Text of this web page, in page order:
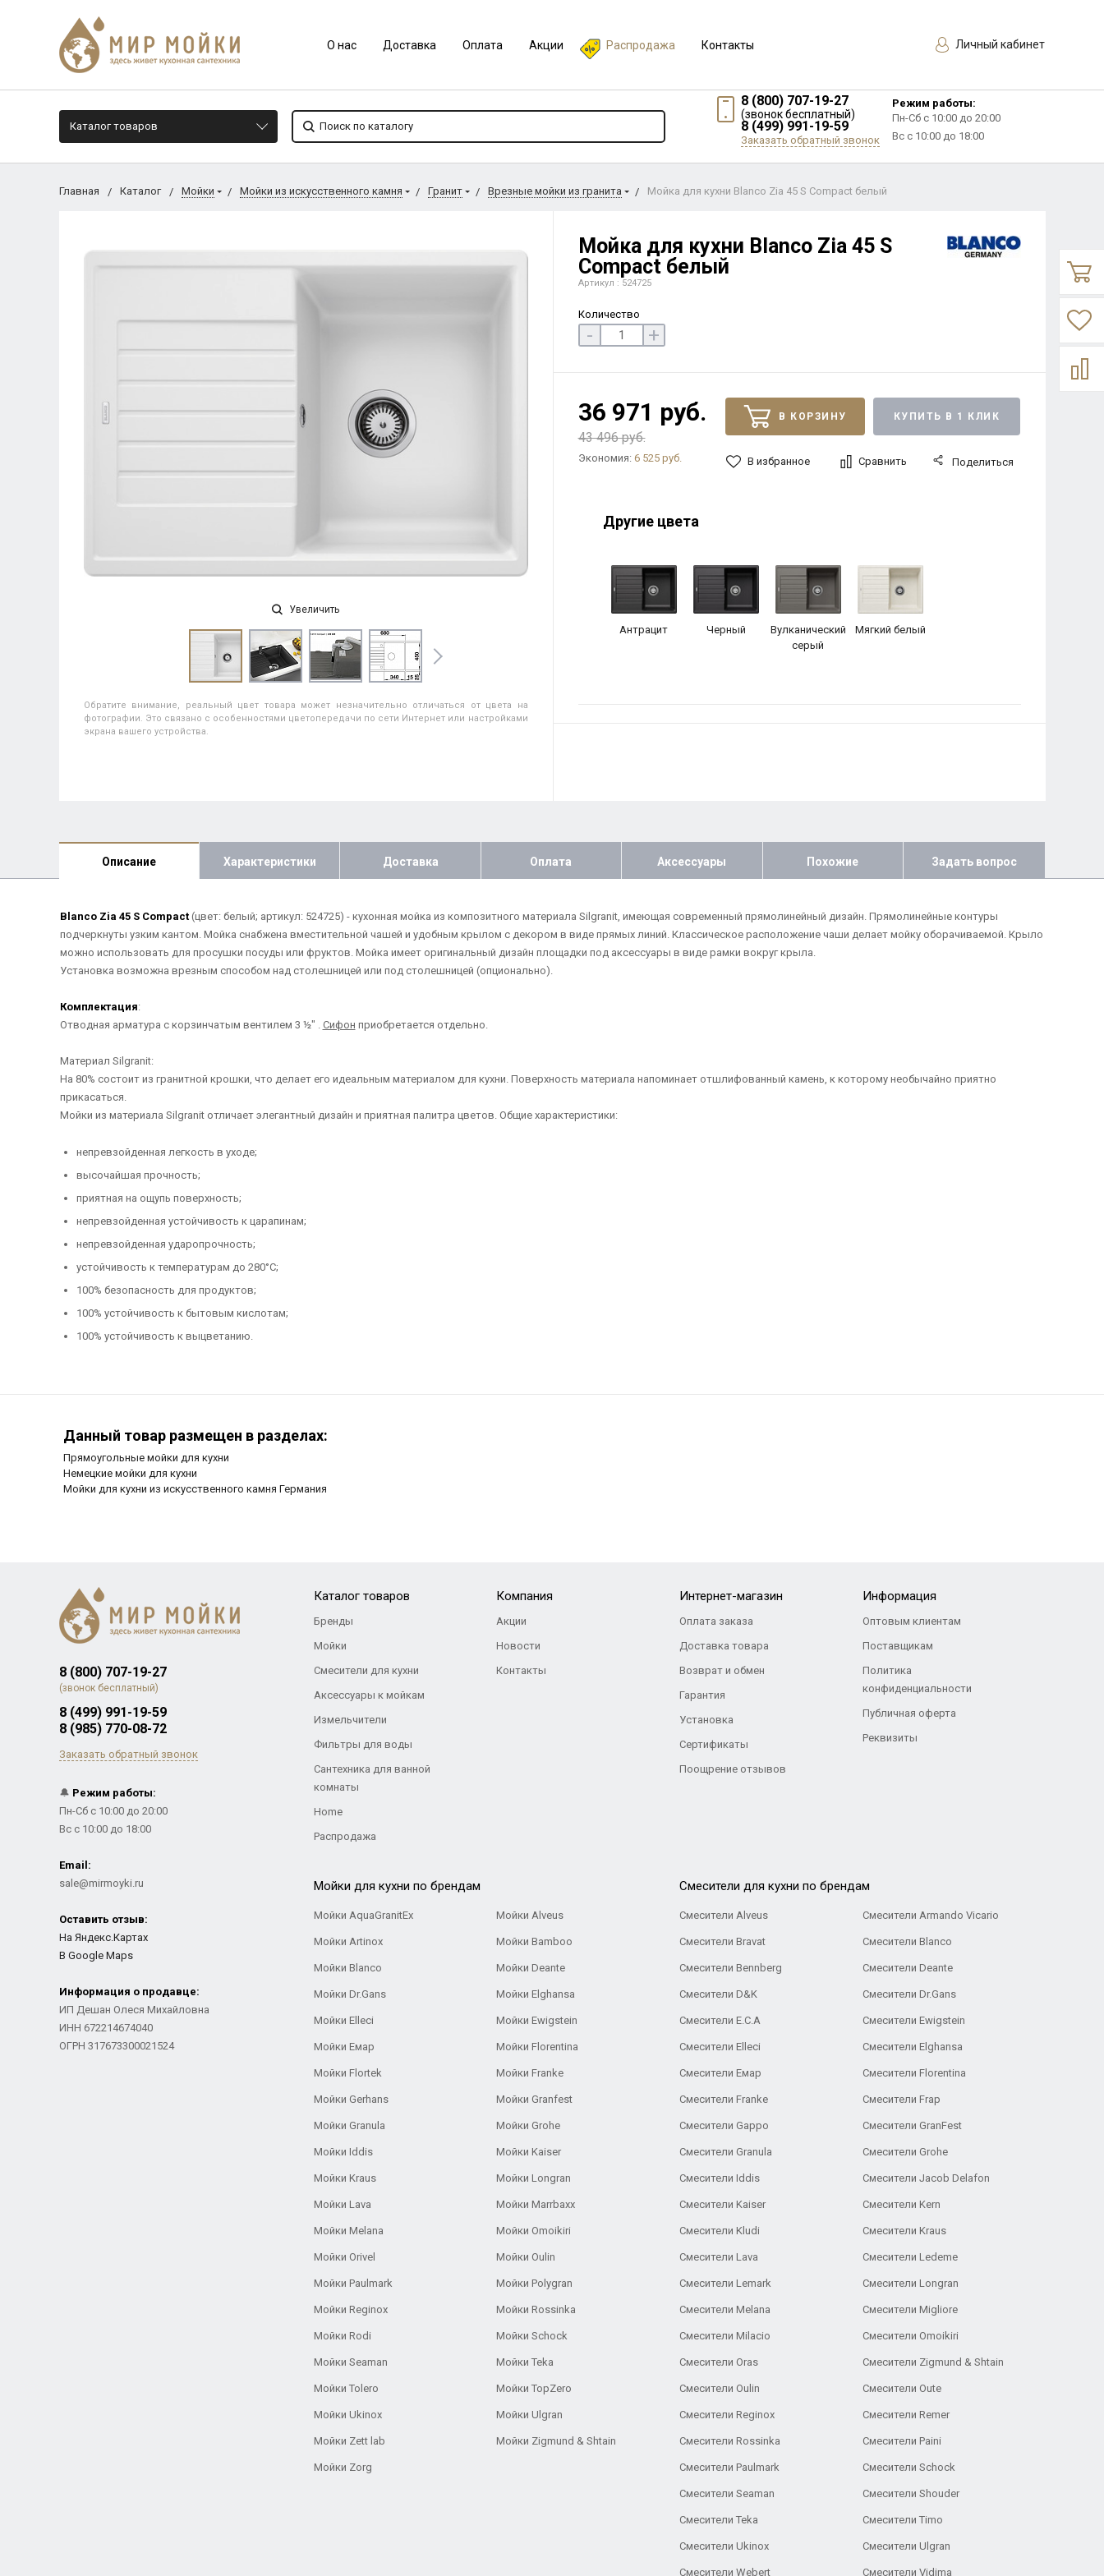
О нас Доставка Оплата Акции Распродажа Контакты Личный кабинет
Каталог товаров
8 (800) 707-19-27
(звонок бесплатный)
8 (499) 991-19-59
Заказать обратный звонок
Режим работы:
Пн-Сб с 10:00 до 20:00
Вс с 10:00 до 18:00
Главная Каталог Мойки Мойки из искусственного камня Гранит Врезные мойки из гранита Мойка для кухни Blanco Zia 45 S Compact белый
Увеличить
Обратите внимание, реальный цвет товара может незначительно отличаться от цвета на
фотографии. Это связано с особенностями цветопередачи по сети Интернет или настройками
экрана вашего устройства.
Мойка для кухни Blanco Zia 45 S
Compact белый
Артикул : 524725
Количество
- +
36 971 руб.
43 496 руб.
Экономия: 6 525 руб.
В КОРЗИНУ КУПИТЬ В 1 КЛИК
В избранное Сравнить Поделиться
Другие цвета
Антрацит Черный
Вулканический
серый
Мягкий белый
Описание Характеристики Доставка Оплата Аксессуары Похожие Задать вопрос
Blanco Zia 45 S Compact(цвет: белый; артикул: 524725) - кухонная мойка из композитного материала Silgranit, имеющая современный прямолинейный дизайн. Прямолинейные контуры
подчеркнуты узким кантом. Мойка снабжена вместительной чашей и удобным крылом с декором в виде прямых линий. Классическое расположение чаши делает мойку оборачиваемой. Крыло
можно использовать для просушки посуды или фруктов. Мойка имеет оригинальный дизайн площадки под аксессуары в виде рамки вокруг крыла.
Установка возможна врезным способом над столешницей или под столешницей (опционально).
Комплектация:
Отводная арматура с корзинчатым вентилем 3 ½" . Сифон приобретается отдельно.
Материал Silgranit:
На 80% состоит из гранитной крошки, что делает его идеальным материалом для кухни. Поверхность материала напоминает отшлифованный камень, к которому необычайно приятно
прикасаться.
Мойки из материала Silgranit отличает элегантный дизайн и приятная палитра цветов. Общие характеристики:
непревзойденная легкость в уходе;
высочайшая прочность;
приятная на ощупь поверхность;
непревзойденная устойчивость к царапинам;
непревзойденная ударопрочность;
устойчивость к температурам до 280°C;
100% безопасность для продуктов;
100% устойчивость к бытовым кислотам;
100% устойчивость к выцветанию.
Данный товар размещен в разделах:
Прямоугольные мойки для кухни
Немецкие мойки для кухни
Мойки для кухни из искусственного камня Германия
8 (800) 707-19-27
(звонок бесплатный)
8 (499) 991-19-59
8 (985) 770-08-72
Заказать обратный звонок
🔔 Режим работы:
Пн-Сб с 10:00 до 20:00
Вс с 10:00 до 18:00
Email:
sale@mirmoyki.ru
Оставить отзыв:
На Яндекс.Картах
В Google Maps
Информация о продавце:
ИП Дешан Олеся Михайловна
ИНН 672214674040
ОГРН 317673300021524
Каталог товаров
Бренды
Мойки
Смесители для кухни
Аксессуары к мойкам
Измельчители
Фильтры для воды
Сантехника для ванной
комнаты
Home
Распродажа
Компания
Акции
Новости
Контакты
Интернет-магазин
Оплата заказа
Доставка товара
Возврат и обмен
Гарантия
Установка
Сертификаты
Поощрение отзывов
Информация
Оптовым клиентам
Поставщикам
Политика
конфиденциальности
Публичная оферта
Реквизиты
Мойки для кухни по брендам
Мойки AquaGranitEx Мойки Alveus
Мойки Artinox Мойки Bamboo
Мойки Blanco Мойки Deante
Мойки Dr.Gans Мойки Elghansa
Мойки Elleci Мойки Ewigstein
Мойки Емар Мойки Florentina
Мойки Flortek Мойки Franke
Мойки Gerhans Мойки Granfest
Мойки Granula Мойки Grohe
Мойки Iddis Мойки Kaiser
Мойки Kraus Мойки Longran
Мойки Lava Мойки Marrbaxx
Мойки Melana Мойки Omoikiri
Мойки Orivel Мойки Oulin
Мойки Paulmark Мойки Polygran
Мойки Reginox Мойки Rossinka
Мойки Rodi Мойки Schock
Мойки Seaman Мойки Teka
Мойки Tolero Мойки TopZero
Мойки Ukinox Мойки Ulgran
Мойки Zett lab Мойки Zigmund & Shtain
Мойки Zorg
Cмесители для кухни по брендам
Смесители Alveus Смесители Armando Vicario
Смесители Bravat Смесители Blanco
Смесители Bennberg Смесители Deante
Смесители D&K Смесители Dr.Gans
Смесители E.C.A Cмесители Ewigstein
Смесители Elleci Смесители Elghansa
Смесители Емар Смесители Florentina
Смесители Franke Смесители Frap
Смесители Gappo Смесители GranFest
Смесители Granula Смесители Grohe
Смесители Iddis Смесители Jacob Delafon
Смесители Kaiser Смесители Kern
Смесители Kludi Смесители Kraus
Смесители Lava Смесители Ledeme
Смесители Lemark Смесители Longran
Смесители Melana Смесители Migliore
Смесители Milacio Смесители Omoikiri
Смесители Oras Смесители Zigmund & Shtain
Смесители Oulin Смесители Oute
Смесители Reginox Смесители Remer
Смесители Rossinka Смесители Paini
Смесители Paulmark Смесители Schock
Смесители Seaman Смесители Shouder
Смесители Teka Смесители Timo
Смесители Ukinox Смесители Ulgran
Смесители Webert Смесители Vidima